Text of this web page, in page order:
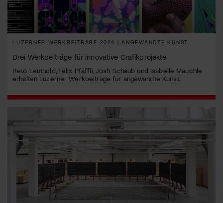
LUZERNER WERKBEITRÄGE 2024 | ANGEWANDTE KUNST
Drei Werkbeiträge für innovative Grafikprojekte
Reto Leuthold, Felix Pfäffli, Josh Schaub und Isabelle Mauchle
erhalten Luzerner Werkbeiträge für angewandte Kunst.